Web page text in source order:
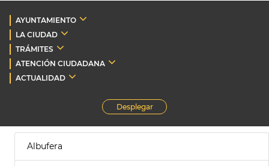
AYUNTAMIENTO
LA CIUDAD
TRÁMITES
ATENCIÓN CIUDADANA
ACTUALIDAD
Desplegar
Albufera